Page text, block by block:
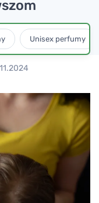
Unisex perfumy